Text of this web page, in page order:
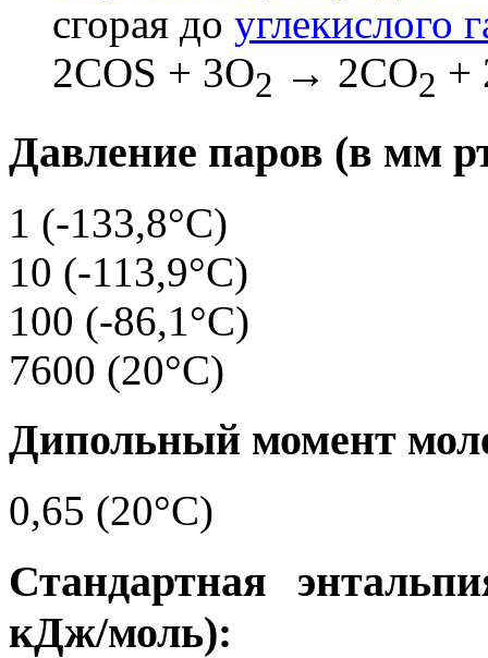
сгорая до углекислого
2COS + 3O2 → 2CO2 +
Давление паров (в мм
1 (-133,8°C)
10 (-113,9°C)
100 (-86,1°C)
7600 (20°C)
Дипольный момент
0,65 (20°C)
Стандартная
кДж/моль):